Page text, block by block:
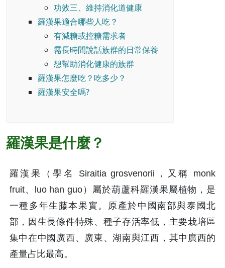
功效三、維持消化道健康
羅漢果適合哪些人吃？
有減糖或控糖需求者
需長時間說話族群的日常保養
想幫助消化健康的族群
羅漢果怎麼吃？吃多少？
羅漢果安全嗎?
羅漢果是什麼？
羅漢果（學名 Siraitia grosvenorii，又稱 monk
fruit、luo han guo）屬於葫蘆科羅漢果屬植物，是
一種多年生藤本果實。原產於中國南部與泰國北
部，因生長條件特殊、種子存活率低，主要栽培區
集中在中國廣西、廣東、湖南與江西，其中廣西的
產量占比最高。